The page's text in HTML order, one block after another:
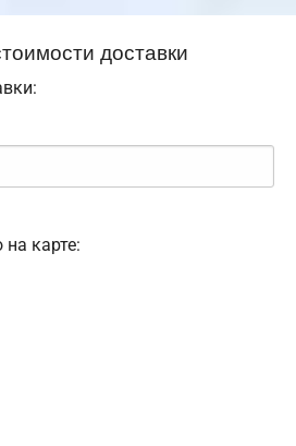
доставки
карте: